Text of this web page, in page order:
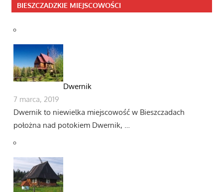
BIESZCZADZKIE MIEJSCOWOŚCI
Dwernik
7 marca, 2019
Dwernik to niewielka miejscowość w Bieszczadach
położna nad potokiem Dwernik, …